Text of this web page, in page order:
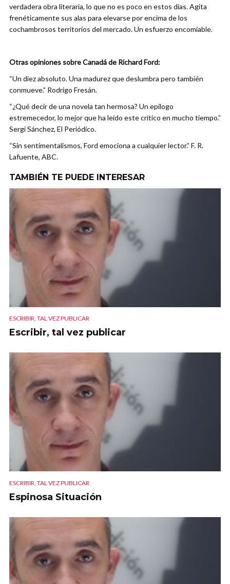
verdadera obra literaria, lo que no es poco en estos días. Agita
frenéticamente sus alas para elevarse por encima de los
cochambrosos territorios del mercado. Un esfuerzo encomiable.
Otras opiniones sobre Canadá de Richard Ford:
“Un diez absoluto. Una madurez que deslumbra pero también
conmueve.” Rodrigo Fresán.
“¿Qué decir de una novela tan hermosa? Un epílogo
estremecedor, lo mejor que ha leído este crítico en mucho tiempo.”
Sergi Sánchez, El Periódico.
“Sin sentimentalismos, Ford emociona a cualquier lector.” F. R.
Lafuente, ABC.
TAMBIÉN TE PUEDE INTERESAR
ESCRIBIR, TAL VEZ PUBLICAR
Escribir, tal vez publicar
ESCRIBIR, TAL VEZ PUBLICAR
Espinosa Situación